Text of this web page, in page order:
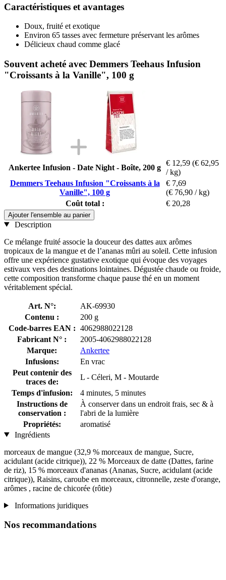
Caractéristiques et avantages
Doux, fruité et exotique
Environ 65 tasses avec fermeture préservant les arômes
Délicieux chaud comme glacé
Souvent acheté avec Demmers Teehaus Infusion
"Croissants à la Vanille", 100 g
Ankertee Infusion - Date Night - Boîte, 200 g
€ 12,59 (€ 62,95
/ kg)
Demmers Teehaus Infusion "Croissants à la
Vanille", 100 g
€ 7,69
(€ 76,90 / kg)
Coût total :
€ 20,28
Ajouter l'ensemble au panier
Description
Ce mélange fruité associe la douceur des dattes aux arômes
tropicaux de la mangue et de l’ananas mûri au soleil. Cette infusion
offre une expérience gustative exotique qui évoque des voyages
estivaux vers des destinations lointaines. Dégustée chaude ou froide,
cette composition transforme chaque pause thé en un moment
véritablement spécial.
Art. N°:
AK-69930
Contenu :
200 g
Code-barres EAN : 4062988022128
Fabricant N° :
2005-4062988022128
Marque:
Ankertee
Infusions:
En vrac
Peut contenir des
traces de:
L - Céleri, M - Moutarde
Temps d'infusion:
4 minutes, 5 minutes
Instructions de
conservation :
À conserver dans un endroit frais, sec & à
l'abri de la lumière
Propriétés:
aromatisé
Ingrédients
morceaux de mangue (32,9 % morceaux de mangue, Sucre,
acidulant (acide citrique)), 22 % Morceaux de datte (Dattes, farine
de riz), 15 % morceaux d'ananas (Ananas, Sucre, acidulant (acide
citrique)), Raisins, caroube en morceaux, citronnelle, zeste d'orange,
arômes , racine de chicorée (rôtie)
Informations juridiques
Nos recommandations